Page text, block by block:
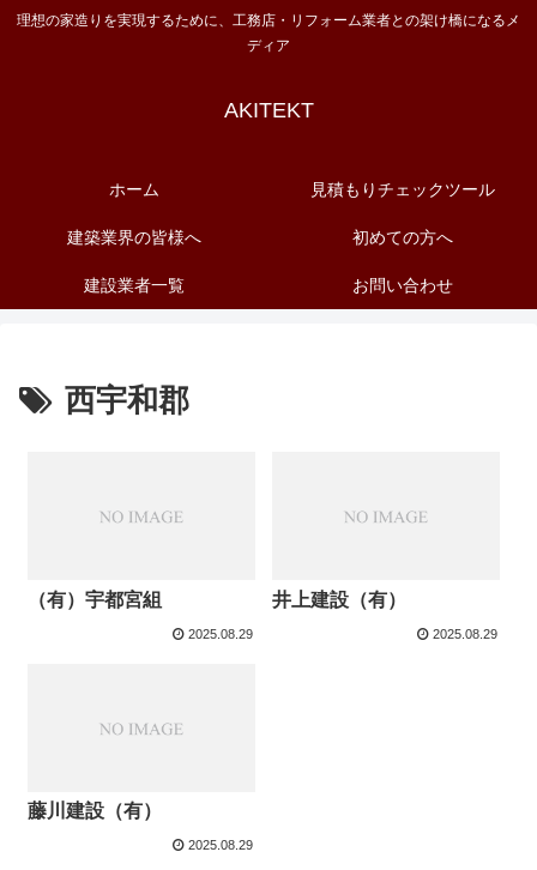
理想の家造りを実現するために、工務店・リフォーム業者との架け橋になるメ
ディア
AKITEKT
ホーム 見積もりチェックツール
建築業界の皆様へ 初めての方へ
建設業者一覧 お問い合わせ
西宇和郡
（有）宇都宮組
2025.08.29
井上建設（有）
2025.08.29
藤川建設（有）
2025.08.29